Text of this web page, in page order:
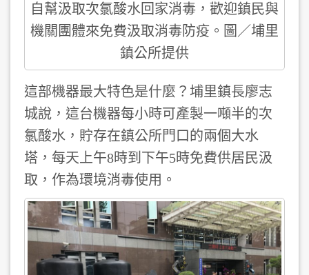
自幫汲取次氯酸水回家消毒，歡迎鎮民與
機關團體來免費汲取消毒防疫。圖／埔里
鎮公所提供
這部機器最大特色是什麼？埔里鎮長廖志
城說，這台機器每小時可產製一噸半的次
氯酸水，貯存在鎮公所門口的兩個大水
塔，每天上午8時到下午5時免費供居民汲
取，作為環境消毒使用。